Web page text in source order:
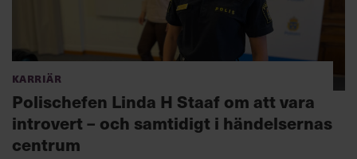
Karriär
Polischefen Linda H Staaf om att vara
introvert – och samtidigt i händelsernas
centrum